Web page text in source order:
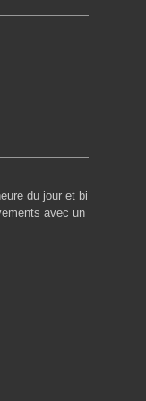
du jour et bi
avec un